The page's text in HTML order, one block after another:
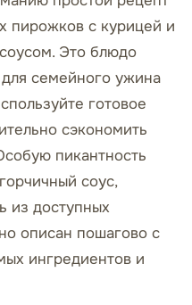
пирожков с курицей и
Это блюдо
семейного ужина
готовое
сэкономить
пикантность
соус,
из доступных
описан пошагово с
ингредиентов и